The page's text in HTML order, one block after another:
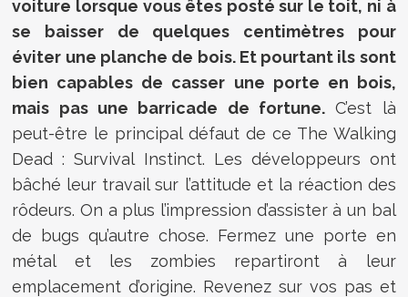
voiture lorsque vous êtes posté sur le toit, ni à
se baisser de quelques centimètres pour
éviter une planche de bois. Et pourtant ils sont
bien capables de casser une porte en bois,
mais pas une barricade de fortune.C’est là
peut-être le principal défaut de ce The Walking
Dead : Survival Instinct. Les développeurs ont
bâché leur travail sur l’attitude et la réaction des
rôdeurs. On a plus l’impression d’assister à un bal
de bugs qu’autre chose. Fermez une porte en
métal et les zombies repartiront à leur
emplacement d’origine. Revenez sur vos pas et